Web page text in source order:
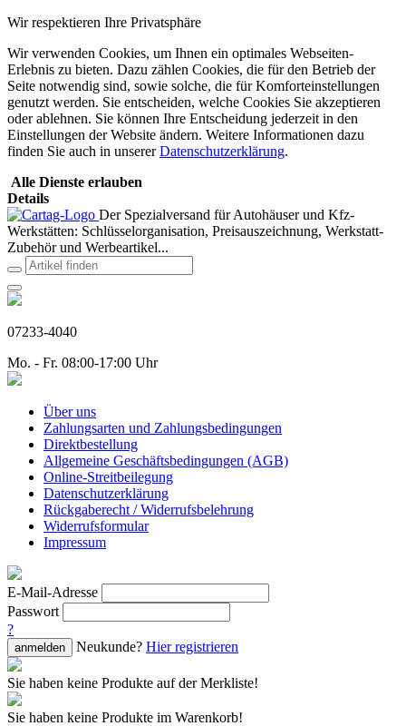
Wir respektieren Ihre Privatsphäre
Wir verwenden Cookies, um Ihnen ein optimales Webseiten-
Erlebnis zu bieten. Dazu zählen Cookies, die für den Betrieb der
Seite notwendig sind, sowie solche, die für Komforteinstellungen
genutzt werden. Sie entscheiden, welche Cookies Sie akzeptieren
oder ablehnen. Sie können Ihre Entscheidung jederzeit in den
Einstellungen der Website ändern. Weitere Informationen dazu
finden Sie auch in unsererDatenschutzerklärung.
Alle Dienste erlauben
Details
Der Spezialversand für Autohäuser und Kfz-
Werkstätten: Schlüsselorganisation, Preisauszeichnung, Werkstatt-
Zubehör und Werbeartikel...
07233-4040
Mo. - Fr. 08:00-17:00 Uhr
Über uns
Zahlungsarten und Zahlungsbedingungen
Direktbestellung
Allgemeine Geschäftsbedingungen (AGB)
Online-Streitbeilegung
Datenschutzerklärung
Rückgaberecht / Widerrufsbelehrung
Widerrufsformular
Impressum
E-Mail-Adresse
Passwort
?
anmelden Neukunde? Hier registrieren
Sie haben keine Produkte auf der Merkliste!
Sie haben keine Produkte im Warenkorb!